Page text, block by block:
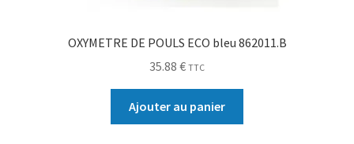
OXYMETRE DE POULS ECO bleu 862011.B
35.88 € TTC
Ajouter au panier